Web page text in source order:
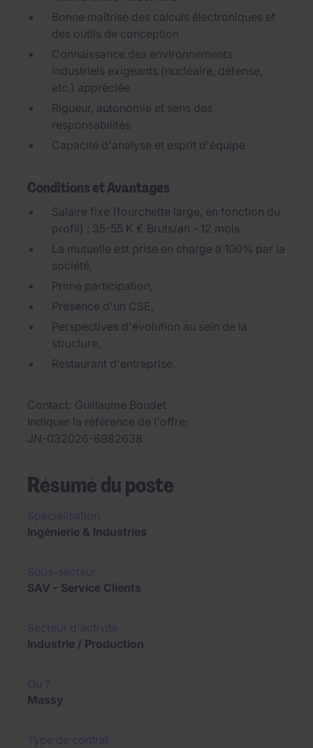
Bonne maîtrise des calculs électroniques et
des outils de conception
Connaissance des environnements
industriels exigeants (nucléaire, défense,
etc.) appréciée
Rigueur, autonomie et sens des
responsabilités
Capacité d'analyse et esprit d'équipe
Conditions et Avantages
Salaire fixe (fourchette large, en fonction du
profil) : 35-55 K € Bruts/an - 12 mois
La mutuelle est prise en charge à 100% par la
société,
Prime participation,
Présence d'un CSE,
Perspectives d'évolution au sein de la
structure,
Restaurant d'entreprise.
Contact Guillaume Boudet
Indiquer la référence de l'offre
JN-032026-6982638
Résumé du poste
Ingénierie & Industries
SAV - Service Clients
Industrie / Production
Massy